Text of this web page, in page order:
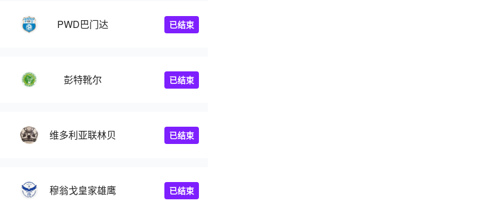
PWD巴门达 已结束
彭特靴尔 已结束
维多利亚联林贝 已结束
穆翁戈皇家雄鹰 已结束